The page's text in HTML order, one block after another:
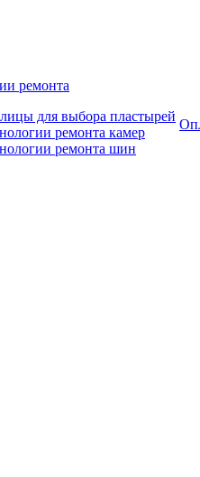
ремонта
для выбора пластырей
ремонта камер
ремонта шин